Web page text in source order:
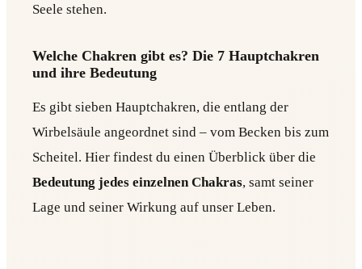
Seele stehen.
Welche Chakren gibt es? Die 7 Hauptchakren
und ihre Bedeutung
Es gibt sieben Hauptchakren, die entlang der
Wirbelsäule angeordnet sind – vom Becken bis zum
Scheitel. Hier findest du einen Überblick über die
Bedeutung jedes einzelnen Chakras, samt seiner
Lage und seiner Wirkung auf unser Leben.